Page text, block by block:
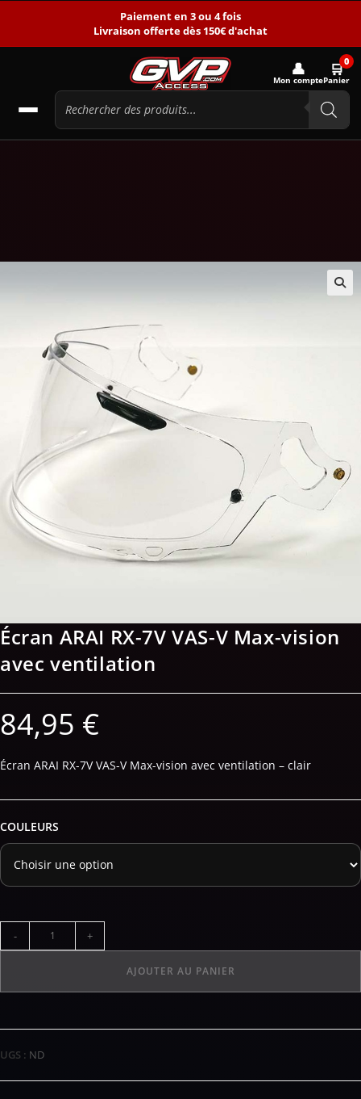
Paiement en 3 ou 4 fois
Livraison offerte dès 150€ d'achat
👤
Mon compte
🛒0
Panier
Écran ARAI RX-7V VAS-V Max-vision
avec ventilation
84,95 €
Écran ARAI RX-7V VAS-V Max-vision avec ventilation – clair
COULEURS
- +
AJOUTER AU PANIER
UGS : ND